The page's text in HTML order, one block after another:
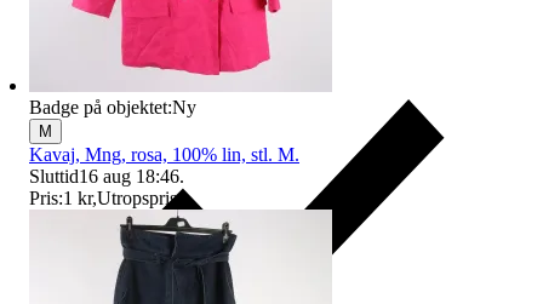
Badge på objektet:Ny
M
Kavaj, Mng, rosa, 100% lin, stl. M.
Sluttid16 aug 18:46.
Pris:1 kr,Utropspris.